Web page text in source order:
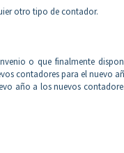
otro tipo de contador.
o que finalmente
contadores para el nuevo
año a los nuevos